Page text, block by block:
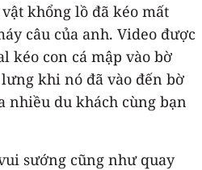
khổng lồ đã kéo mất
câu của anh. Video được
kéo con cá mập vào bờ
khi nó đã vào đến bờ
nhiều du khách cùng bạn
sướng cũng như quay